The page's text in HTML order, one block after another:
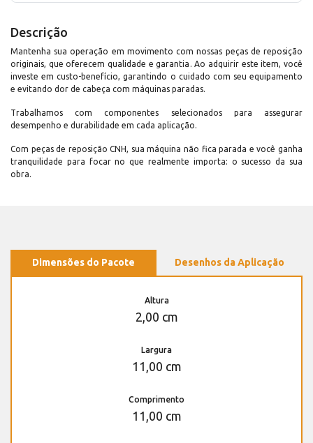
Descrição
Mantenha sua operação em movimento com nossas peças de reposição
originais, que oferecem qualidade e garantia. Ao adquirir este item, você
investe em custo-benefício, garantindo o cuidado com seu equipamento
e evitando dor de cabeça com máquinas paradas.
Trabalhamos com componentes selecionados para assegurar
desempenho e durabilidade em cada aplicação.
Com peças de reposição CNH, sua máquina não fica parada e você ganha
tranquilidade para focar no que realmente importa: o sucesso da sua
obra.
Dimensões do Pacote Desenhos da Aplicação
Altura
2,00 cm
Largura
11,00 cm
Comprimento
11,00 cm